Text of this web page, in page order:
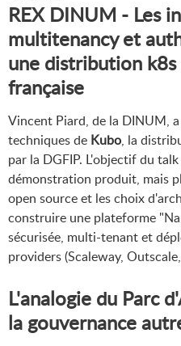
REX DINUM - Les
multitenancy et
une distribution
française
Vincent Piard, de la DINUM,
techniques de Kubo, la
par la DGFIP. L'objectif du
démonstration produit, mais
open source et les choix
construire une plateforme
sécurisée, multi-tenant et
providers (Scaleway,
L'analogie du Parc
la gouvernance